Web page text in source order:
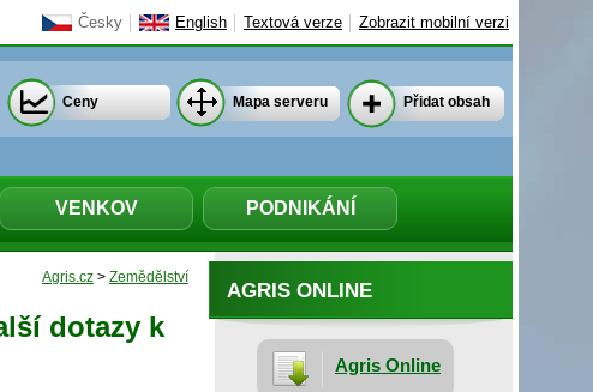
Česky English Textová verze Zobrazit mobilní verzi
VENKOV PODNIKÁNÍ
Ceny Mapa serveru Přidat obsah
Agris.cz > Zemědělství
dotazy k
AGRIS ONLINE
Agris Online